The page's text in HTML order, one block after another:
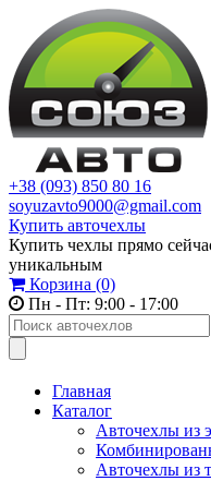
+38 (093) 850 80 16
soyuzavto9000@gmail.com
Купить авточехлы
Купить чехлы прямо
уникальным
Корзина (0)
Пн - Пт: 9:00 - 17:00
Главная
Каталог
Авточехлы из
Авточехлы из